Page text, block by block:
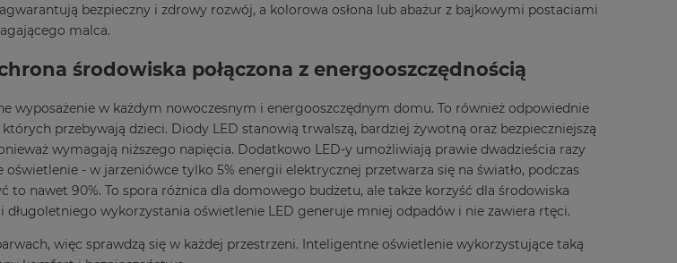
bezpieczny i zdrowy rozwój, a kolorowa osłona lub abażur z bajkowymi postaciami
malca.
środowiska połączona z energooszczędnością
wyposażenie w każdym nowoczesnym i energooszczędnym domu. To również odpowiednie
przebywają dzieci. Diody LED stanowią trwalszą, bardziej żywotną oraz bezpieczniejszą
wymagają niższego napięcia. Dodatkowo LED-y umożliwiają prawie dwadzieścia razy
oświetlenie - w jarzeniówce tylko 5% energii elektrycznej przetwarza się na światło, podczas
to nawet 90%. To spora różnica dla domowego budżetu, ale także korzyść dla środowiska
wykorzystania oświetlenie LED generuje mniej odpadów i nie zawiera rtęci.
więc sprawdzą się w każdej przestrzeni. Inteligentne oświetlenie wykorzystujące taką